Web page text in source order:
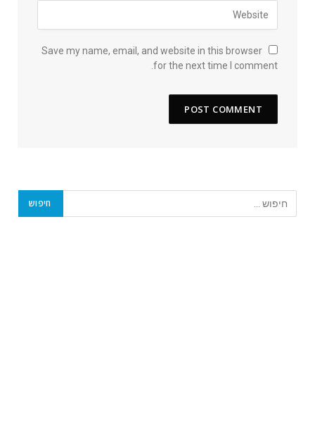
Save my name, email, and website in this browser
for the next time I comment.